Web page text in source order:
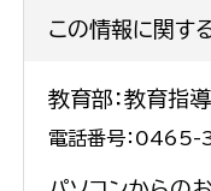
この情報に関す
教育部：教育指
電話番号：